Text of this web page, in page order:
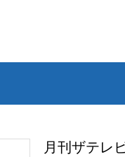
月刊ザテレ